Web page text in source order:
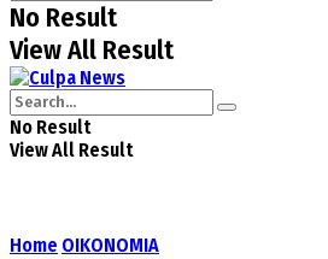
No Result
View All Result
No Result
View All Result
Home ΟΙΚΟΝΟΜΙΑ